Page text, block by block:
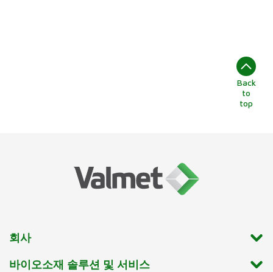
Back
to
top
회사
바이오소재 솔루션 및 서비스